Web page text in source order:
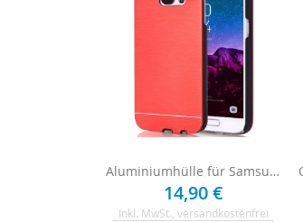
Aluminiumhülle für Samsung Galaxy S8 Plus - Rot
14,90 €
Inkl. MwSt. , versandkostenfrei